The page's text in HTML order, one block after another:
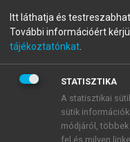
fiókoddal,
A regisztráció után a
BELÉPÉS
ÚJ FIÓK
Itt láthatja és
További információért
tájékoztatónkat
STATISZTIKA
A statisztikai
sütik
módjáról,
fel és milyen